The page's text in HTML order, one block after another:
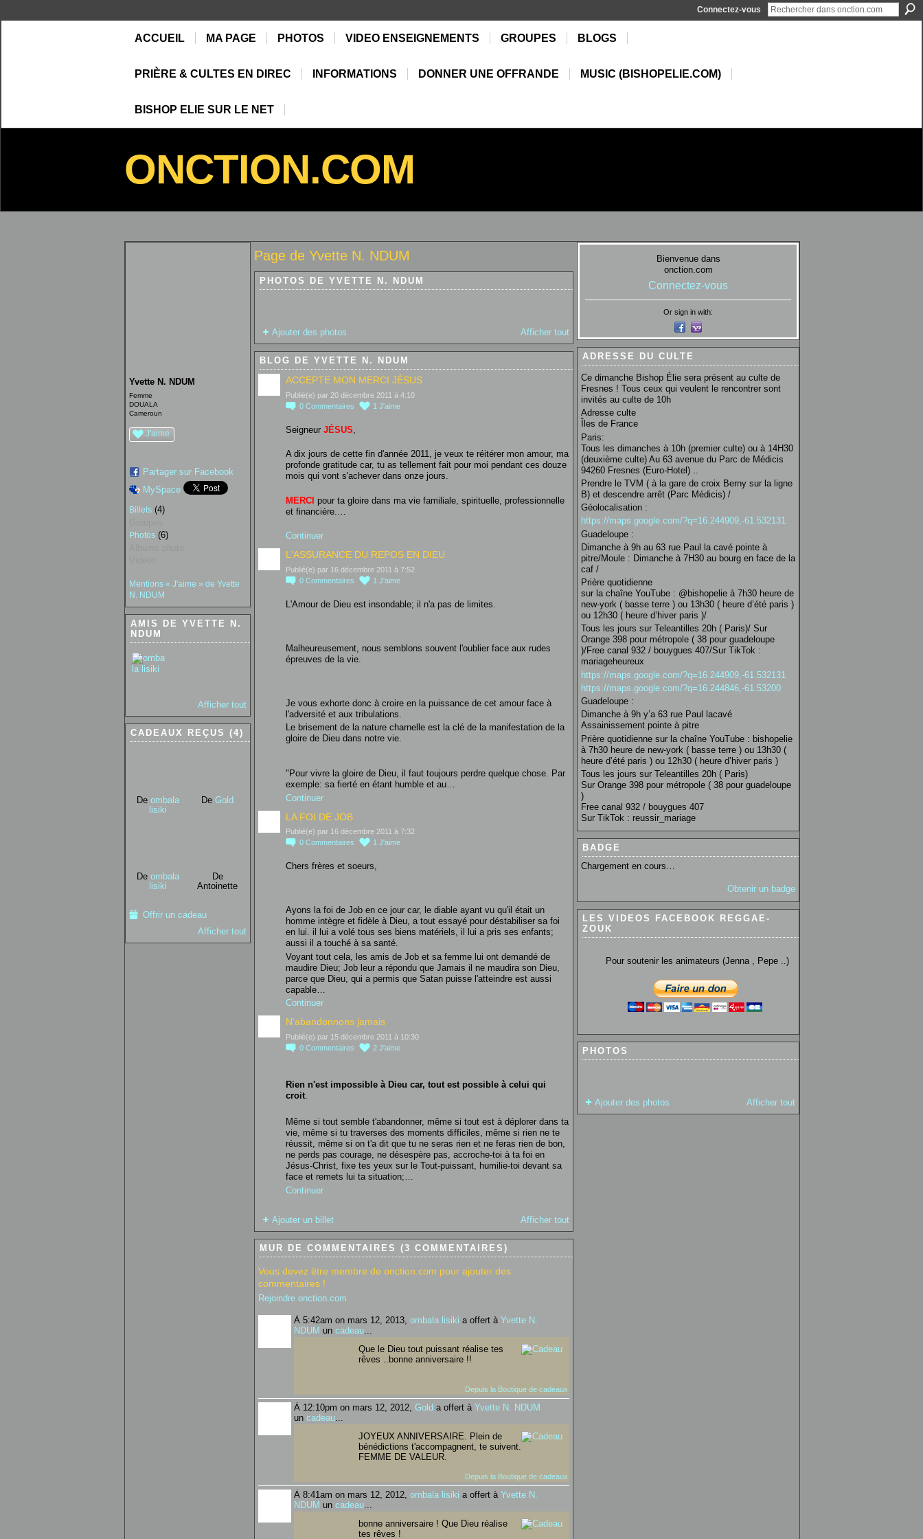
Connectez-vous
ACCUEIL MA PAGE PHOTOS VIDEO ENSEIGNEMENTS GROUPES BLOGS
PRIÈRE & CULTES EN DIREC INFORMATIONS DONNER UNE OFFRANDE MUSIC (BISHOPELIE.COM)
BISHOP ELIE SUR LE NET
ONCTION.COM
Yvette N. NDUM
Femme
DOUALA
Cameroun
J'aime
Partager sur Facebook
MySpace
Billets (4)
Photos (6)
Mentions « J'aime » de Yvette
N. NDUM
AMIS DE YVETTE N.
NDUM
Afficher tout
CADEAUX REÇUS (4)
De ombala
lisiki
De Gold
De ombala
lisiki
De
Antoinette
Offrir un cadeau
Afficher tout
Page de Yvette N. NDUM
PHOTOS DE YVETTE N. NDUM
Ajouter des photos Afficher tout
BLOG DE YVETTE N. NDUM
ACCEPTE MON MERCI JÉSUS
Publié(e) par 20 décembre 2011 à 4:10
0 Commentaires 1 J'aime
Seigneur JÉSUS
A dix jours de cette fin d'année 2011, je veux te réitérer mon amour, ma
profonde gratitude car, tu as tellement fait pour moi pendant ces douze
mois qui vont s'achever dans onze jours.
MERCI pour ta gloire dans ma vie familiale, spirituelle, professionnelle
et financière.…
Continuer
L'ASSURANCE DU REPOS EN DIEU
Publié(e) par 16 décembre 2011 à 7:52
0 Commentaires 1 J'aime
L'Amour de Dieu est insondable; il n'a pas de limites.
Malheureusement, nous semblons souvent l'oublier face aux rudes
épreuves de la vie.
Je vous exhorte donc à croire en la puissance de cet amour face à
l'adversité et aux tribulations.
Le brisement de la nature charnelle est la clé de la manifestation de la
gloire de Dieu dans notre vie.
"Pour vivre la gloire de Dieu, il faut toujours perdre quelque chose. Par
exemple: sa fierté en étant humble et au…
Continuer
LA FOI DE JOB
Publié(e) par 16 décembre 2011 à 7:32
0 Commentaires 1 J'aime
Chers frères et soeurs,
Ayons la foi de Job en ce jour car, le diable ayant vu qu'il était un
homme intègre et fidèle à Dieu, a tout essayé pour déstabiliser sa foi
en lui. il lui a volé tous ses biens matériels, il lui a pris ses enfants;
aussi il a touché à sa santé.
Voyant tout cela, les amis de Job et sa femme lui ont demandé de
maudire Dieu; Job leur a répondu que Jamais il ne maudira son Dieu,
parce que Dieu, qui a permis que Satan puisse l'atteindre est aussi
capable…
Continuer
N'abandonnons jamais
Publié(e) par 15 décembre 2011 à 10:30
0 Commentaires 2 J'aime
Rien n'est impossible à Dieu car, tout est possible à celui qui
croit
Même si tout semble t'abandonner, même si tout est à déplorer dans ta
vie, même si tu traverses des moments difficiles, même si rien ne te
réussit, même si on t'a dit que tu ne seras rien et ne feras rien de bon,
ne perds pas courage, ne désespère pas, accroche-toi à ta foi en
Jésus-Christ, fixe tes yeux sur le Tout-puissant, humilie-toi devant sa
face et remets lui ta situation;…
Continuer
Ajouter un billet Afficher tout
MUR DE COMMENTAIRES (3 COMMENTAIRES)
Vous devez être membre de onction.com pour ajouter des
commentaires !
Rejoindre onction.com
À 5:42am on mars 12, 2013, ombala lisiki a offert à Yvette N.
NDUM un cadeau
Que le Dieu tout puissant réalise tes
rêves ..bonne anniversaire !!
Depuis la Boutique de cadeaux
À 12:10pm on mars 12, 2012, Gold a offert à Yvette N. NDUM
un cadeau
JOYEUX ANNIVERSAIRE. Plein de
bénédictions t'accompagnent, te suivent.
FEMME DE VALEUR.
Depuis la Boutique de cadeaux
À 8:41am on mars 12, 2012, ombala lisiki a offert à Yvette N.
NDUM un cadeau
bonne anniversaire ! Que Dieu réalise
tes rêves !
Bienvenue dans
onction.com
Connectez-vous
Or sign in with:
ADRESSE DU CULTE
Ce dimanche Bishop Élie sera présent au culte de
Fresnes ! Tous ceux qui veulent le rencontrer sont
invités au culte de 10h
Adresse culte
Îles de France
Paris:
Tous les dimanches à 10h (premier culte) ou à 14H30
(deuxième culte) Au 63 avenue du Parc de Médicis
94260 Fresnes (Euro-Hotel) ..
Prendre le TVM ( à la gare de croix Berny sur la ligne
B) et descendre arrêt (Parc Médicis) /
Géolocalisation :
https://maps.google.com/?q=16.244909,-61.532131
Guadeloupe :
Dimanche à 9h au 63 rue Paul la cavé pointe à
pitre/Moule : Dimanche à 7H30 au bourg en face de la
caf /
Prière quotidienne
sur la chaîne YouTube : @bishopelie à 7h30 heure de
new-york ( basse terre ) ou 13h30 ( heure d’été paris )
ou 12h30 ( heure d’hiver paris )/
Tous les jours sur Teleantilles 20h ( Paris)/ Sur
Orange 398 pour métropole ( 38 pour guadeloupe
)/Free canal 932 / bouygues 407/Sur TikTok :
mariageheureux
https://maps.google.com/?q=16.244909,-61.532131
https://maps.google.com/?q=16.244846,-61.53200
Guadeloupe :
Dimanche à 9h y’a 63 rue Paul lacavé
Assainissement pointe à pitre
Prière quotidienne sur la chaîne YouTube : bishopelie
à 7h30 heure de new-york ( basse terre ) ou 13h30 (
heure d’été paris ) ou 12h30 ( heure d’hiver paris )
Tous les jours sur Teleantilles 20h ( Paris)
Sur Orange 398 pour métropole ( 38 pour guadeloupe
)
Free canal 932 / bouygues 407
Sur TikTok : reussir_mariage
BADGE
Chargement en cours…
Obtenir un badge
LES VIDEOS FACEBOOK REGGAE-
ZOUK
Pour soutenir les animateurs (Jenna , Pepe ..)
PHOTOS
Ajouter des photos Afficher tout